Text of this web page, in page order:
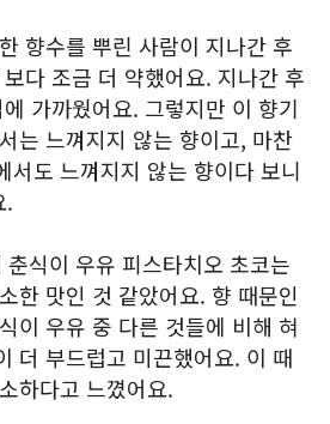
향수를 뿌린 사람이 지나간 후
다 조금 더 약했어요. 지나간 후
가까웠어요. 그렇지만 이 향기
는 느껴지지 않는 향이고, 마찬
서도 느껴지지 않는 향이다 보니
.
식이 우유 피스타치오 초코는
한 맛인 것 같았어요. 향 때문인
이 우유 중 다른 것들에 비해 혀
더 부드럽고 미끈했어요. 이 때
하다고 느꼈어요.